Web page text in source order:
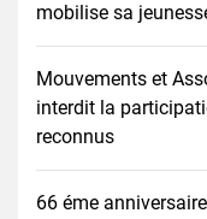
mobilise sa
Mouvements et
interdit la
reconnus
66 éme